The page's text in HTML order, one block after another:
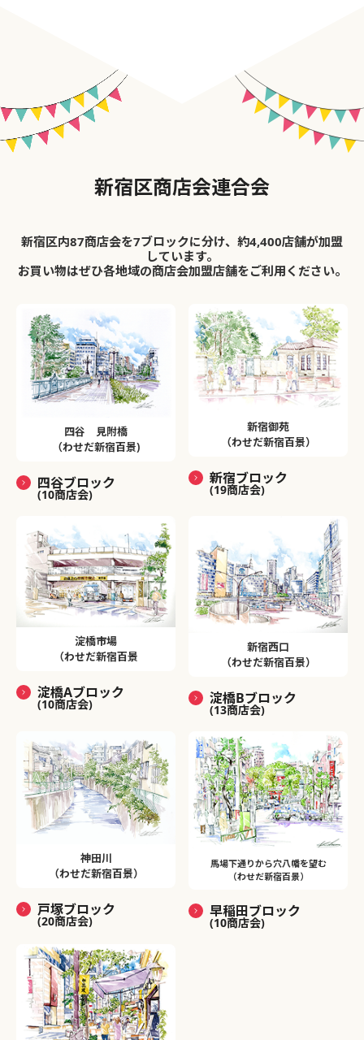
新宿区商店会連合会
新宿区内87商店会を7ブロックに分け、約4,400店舗が加盟
しています。
お買い物はぜひ各地域の商店会加盟店舗をご利用ください。
四谷 見附橋
（わせだ新宿百景)
四谷ブロック
(10商店会)
新宿御苑
（わせだ新宿百景）
新宿ブロック
(19商店会)
淀橋市場
（わせだ新宿百景
淀橋Aブロック
(10商店会)
新宿西口
（わせだ新宿百景）
淀橋Bブロック
(13商店会)
神田川
（わせだ新宿百景）
戸塚ブロック
(20商店会)
馬場下通りから穴八幡を望む
（わせだ新宿百景）
早稲田ブロック
(10商店会)